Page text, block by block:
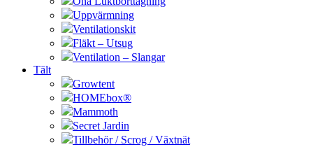
Uppvärmning
Ventilationskit
Fläkt – Utsug
Ventilation – Slangar
Tält
Growtent
HOMEbox®
Mammoth
Secret Jardin
Tillbehör / Scrog / Växtnät